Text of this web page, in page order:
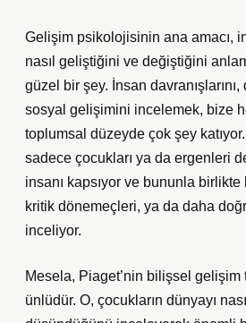
Gelişim psikolojisinin ana amacı,
nasıl geliştiğini ve değiştiğini
güzel bir şey. İnsan
sosyal gelişimini incelemek, bize
toplumsal düzeyde çok şey
sadece çocukları ya da ergenleri
insanı kapsıyor ve bununla
kritik dönemeçleri, ya da daha
inceliyor.
Mesela, Piaget’nin bilişsel gelişim
ünlüdür. O, çocukların dünyayı